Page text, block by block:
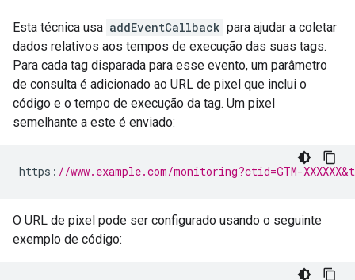
Esta técnica usa addEventCallback para ajudar a coletar
dados relativos aos tempos de execução das suas tags.
Para cada tag disparada para esse evento, um parâmetro
de consulta é adicionado ao URL de pixel que inclui o
código e o tempo de execução da tag. Um pixel
semelhante a este é enviado:
https : //www.example.com/monitoring?ctid=GTM-
O URL de pixel pode ser configurado usando o seguinte
exemplo de código: